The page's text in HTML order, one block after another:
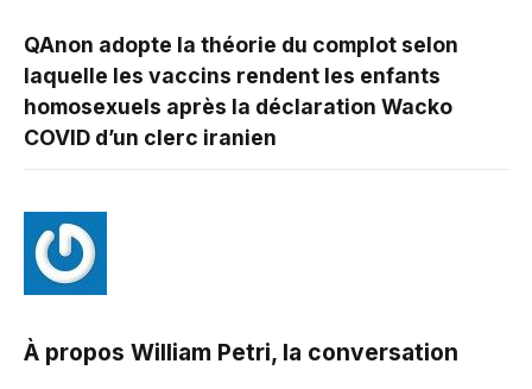
QAnon adopte la théorie du complot selon
laquelle les vaccins rendent les enfants
homosexuels après la déclaration Wacko
COVID d’un clerc iranien
À propos William Petri, la conversation